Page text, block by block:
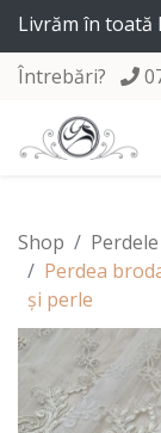
Livrăm în toată
Întrebări?
Shop Perdele
Perdea
și perle